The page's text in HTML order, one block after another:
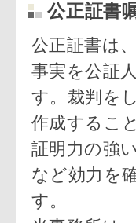
公正証書
公正証書は
事実を公証
す。裁判を
作成するこ
証明力の強
など効力を
す。